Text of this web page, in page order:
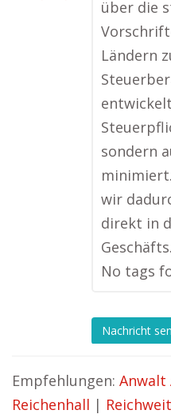
über die
Ländern
sondern
wir
direkt in
Geschäfts.
No tags
Nachricht
Empfehlungen: Anwalt
Reichenhall |